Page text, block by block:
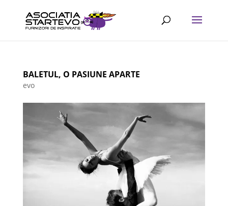
BALETUL, O PASIUNE APARTE
evo